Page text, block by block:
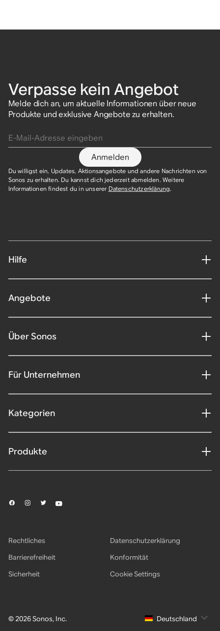
Verpasse kein Angebot
Melde dich an, um aktuelle Informationen über neue
Produkte und exklusive Angebote zu erhalten.
Anmelden
Du willigst ein, Updates, Aktionsangebote und andere Nachrichten von
Sonos zu erhalten. Du kannst dich jederzeit abmelden. Weitere
Informationen findest du in unserer Datenschutzerklärung.​
Hilfe
Angebote
Über Sonos
Für Unternehmen
Kategorien
Produkte
© 2026 Sonos, Inc.
Rechtliches
Datenschutzerklärung
Barrierefreiheit
Konformität
Sicherheit
Cookie Settings
Deutschland